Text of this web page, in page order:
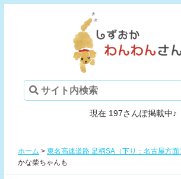
現在 197さんぽ掲載中♪
ホーム > 東名高速道路 足柄SA（下り：名古屋方面
かな柴ちゃんも